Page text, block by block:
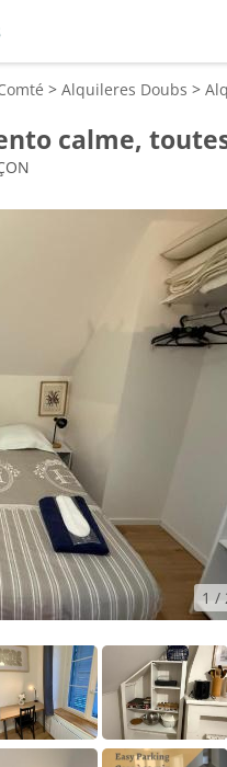
> Alquileres Doubs >
calme,
1 /